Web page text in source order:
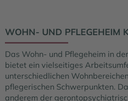
WOHN- UND PFLEGEHEIM
Das Wohn- und Pflegeheim in
bietet ein vielseitiges
unterschiedlichen
pflegerischen Schwerpunkten.
anderem der